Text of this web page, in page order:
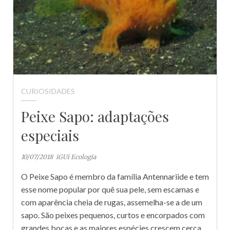
CURIOSIDADES
Peixe Sapo: adaptações
especiais
10/07/2018 iGUi Ecologia
O Peixe Sapo é membro da família Antennariide e tem
esse nome popular por quê sua pele, sem escamas e
com aparência cheia de rugas, assemelha-se a de um
sapo. São peixes pequenos, curtos e encorpados com
grandes bocas e as maiores espécies crescem cerca